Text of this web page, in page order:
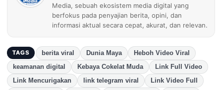
Media, sebuah ekosistem media digital yang
berfokus pada penyajian berita, opini, dan
informasi aktual secara cepat, akurat, dan relevan.
TAGS berita viral Dunia Maya
Heboh Video Viral
keamanan digital
Kebaya Cokelat Muda
Link Full Video
Link Mencurigakan
link telegram viral
Link Video Full